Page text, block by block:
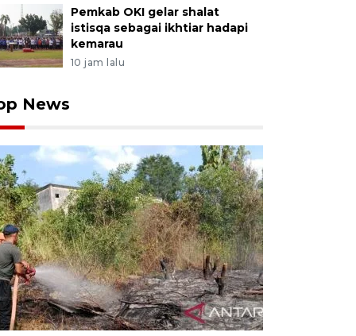
Pemkab OKI gelar shalat
istisqa sebagai ikhtiar hadapi
kemarau
10 jam lalu
News